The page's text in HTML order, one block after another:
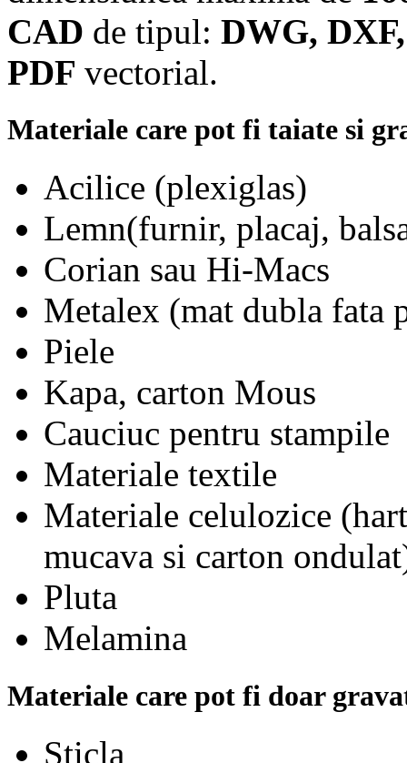
CAD de tipul: DWG,
PDF vectorial.
Materiale care pot fi taiate si
Acilice (plexiglas)
Lemn(furnir, placaj,
Corian sau Hi-Macs
Metalex (mat dubla fata
Piele
Kapa, carton Mous
Cauciuc pentru stampile
Materiale textile
Materiale celulozice
mucava si carton
Pluta
Melamina
Materiale care pot fi doar
Sticla